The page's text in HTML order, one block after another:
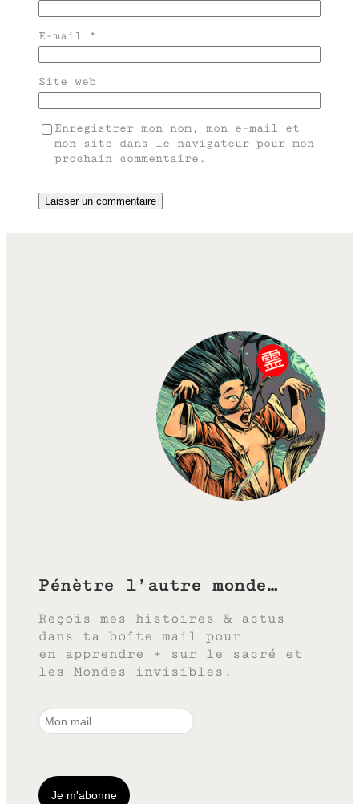
E-mail *
Site web
Enregistrer mon nom, mon e-mail et
mon site dans le navigateur pour mon
prochain commentaire.
Pénètre l’autre monde…
Reçois mes histoires & actus
dans ta boîte mail pour
en apprendre + sur le sacré et
les Mondes invisibles.